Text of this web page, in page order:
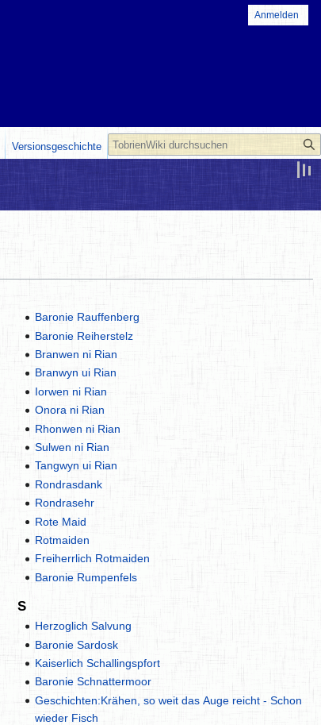
Baronie Rauffenberg
Baronie Reiherstelz
Branwen ni Rian
Branwyn ui Rian
Iorwen ni Rian
Onora ni Rian
Rhonwen ni Rian
Sulwen ni Rian
Tangwyn ui Rian
Rondrasdank
Rondrasehr
Rote Maid
Rotmaiden
Freiherrlich Rotmaiden
Baronie Rumpenfels
S
Herzoglich Salvung
Baronie Sardosk
Kaiserlich Schallingspfort
Baronie Schnattermoor
Geschichten:Krähen, so weit das Auge reicht - Schon
wieder Fisch
Anmelden
Versionsgeschichte Suche